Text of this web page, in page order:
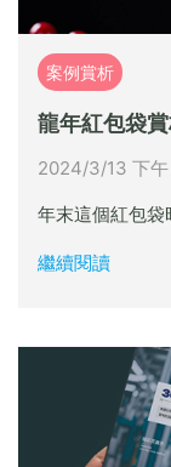
案例賞析
龍年紅包袋
2024/3/13 下
年末這個紅包袋
繼續閱讀